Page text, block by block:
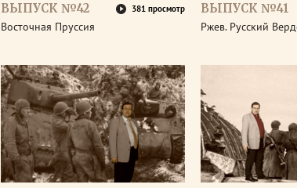
ВЫПУСК №42 381 просмотр
Восточная Пруссия
ВЫПУСК №41
Ржев. Русский